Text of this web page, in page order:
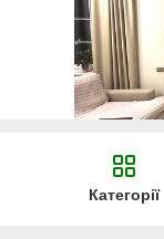
Категорії